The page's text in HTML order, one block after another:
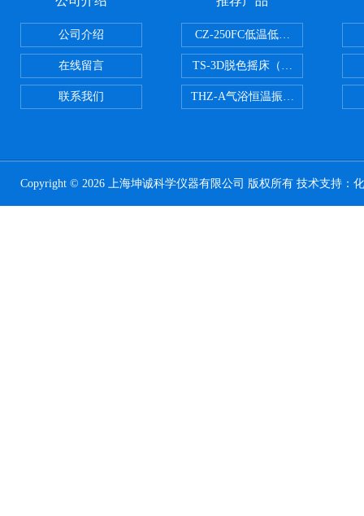
公司介绍
在线留言
联系我们
CZ-250FC低温低湿种子储藏柜
TS-3D脱色摇床（三维运动）
THZ-A气浴恒温振荡器
Copyright © 2026 上海坤诚科学仪器有限公司 版权所有 技术支持：